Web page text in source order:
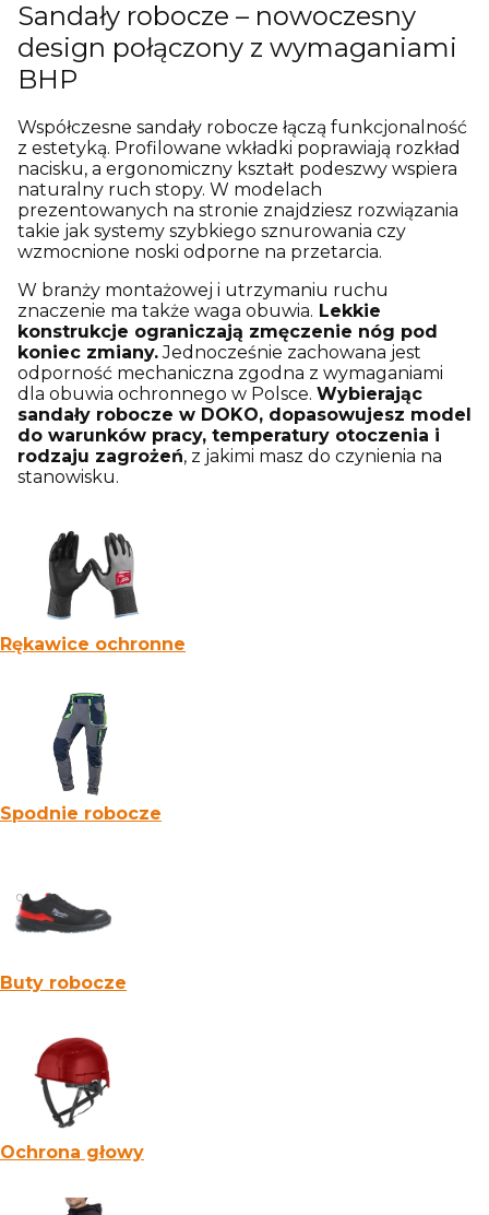
Sandały robocze – nowoczesny
design połączony z wymaganiami
BHP
Współczesne sandały robocze łączą funkcjonalność
z estetyką. Profilowane wkładki poprawiają rozkład
nacisku, a ergonomiczny kształt podeszwy wspiera
naturalny ruch stopy. W modelach
prezentowanych na stronie znajdziesz rozwiązania
takie jak systemy szybkiego sznurowania czy
wzmocnione noski odporne na przetarcia.
W branży montażowej i utrzymaniu ruchu
znaczenie ma także waga obuwia. Lekkie
konstrukcje ograniczają zmęczenie nóg pod
koniec zmiany.Jednocześnie zachowana jest
odporność mechaniczna zgodna z wymaganiami
dla obuwia ochronnego w Polsce. Wybierając
sandały robocze w DOKO, dopasowujesz model
do warunków pracy, temperatury otoczenia i
rodzaju zagrożeń, z jakimi masz do czynienia na
stanowisku.
Rękawice ochronne
Spodnie robocze
Buty robocze
Ochrona głowy